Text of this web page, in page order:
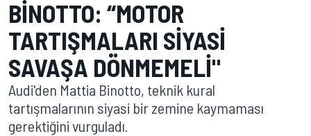
BINOTTO: “MOTOR
TARTIŞMALARI SIYASI
SAVAŞA DÖNMEMELI"
Audi'den Mattia Binotto, teknik kural
tartışmalarının siyasi bir zemine kaymaması
gerektiğini vurguladı.